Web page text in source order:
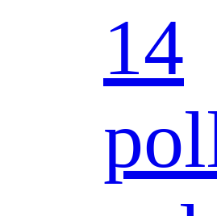
14